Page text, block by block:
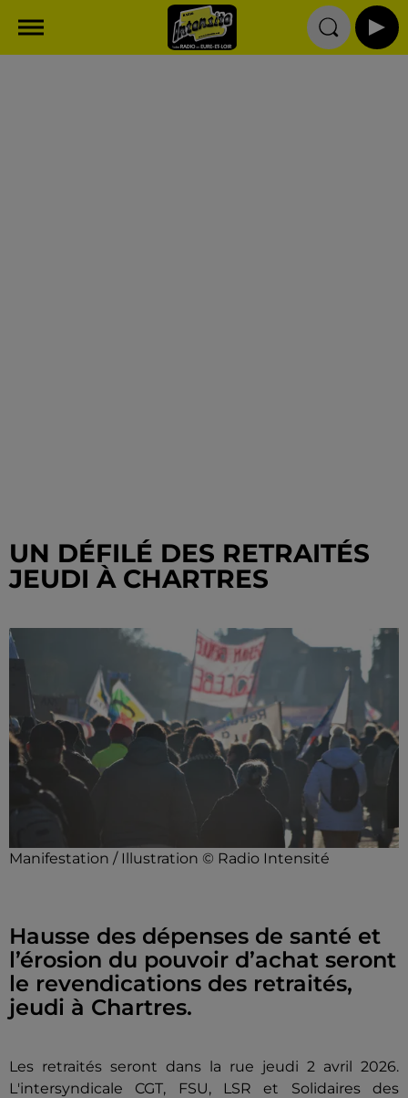
UN DÉFILÉ DES RETRAITÉS
JEUDI À CHARTRES
Manifestation / Illustration © Radio Intensité
Hausse des dépenses de santé et
l’érosion du pouvoir d’achat seront
le revendications des retraités,
jeudi à Chartres.
Les retraités seront dans la rue jeudi 2 avril 2026.
L'intersyndicale CGT, FSU, LSR et Solidaires des